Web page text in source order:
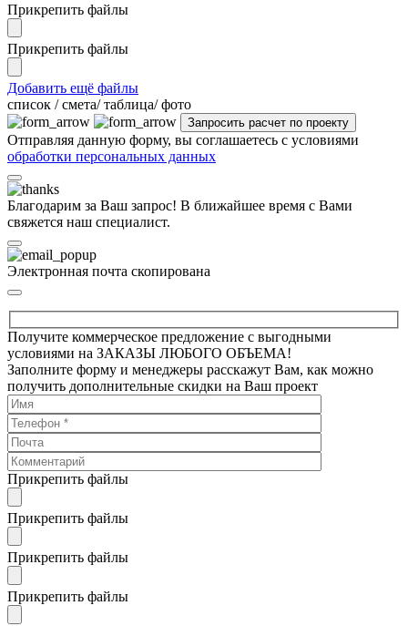
Прикрепить файлы
Прикрепить файлы
Добавить ещё файлы
cписок / смета/ таблица/ фото
Отправляя данную форму, вы соглашаетесь с условиями
обработки персональных данных
Благодарим за Ваш запрос! В ближайшее время с Вами
свяжется наш специалист.
Электронная почта скопирована
Получите коммерческое предложение с выгодными
условиями на ЗАКАЗЫ ЛЮБОГО ОБЪЕМА!
Заполните форму и менеджеры расскажут Вам, как можно
получить дополнительные скидки на Ваш проект
Прикрепить файлы
Прикрепить файлы
Прикрепить файлы
Прикрепить файлы